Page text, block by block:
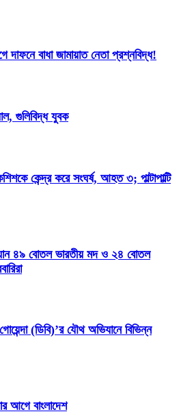
দাফনে বাধা জামায়াত নেতা প্রশ্নবিদ্ধ!
গুলিবিদ্ধ যুবক
কেন্দ্র করে সংঘর্ষ, আহত ৩; পাল্টাপাল্টি
৪৯ বোতল ভারতীয় মদ ও ২৪ বোতল
(ডিবি)’র যৌথ অভিযানে বিভিন্ন
আগে বাংলাদেশ